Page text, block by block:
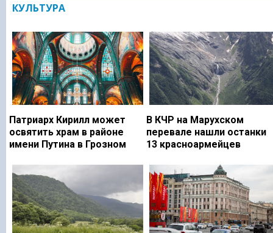
КУЛЬТУРА
Патриарх Кирилл может
освятить храм в районе
имени Путина в Грозном
В КЧР на Марухском
перевале нашли останки
13 красноармейцев